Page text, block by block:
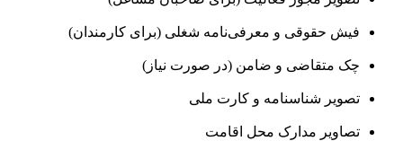
فیش حقوقی و معرفی‌نامه شغلی (برای کارمندان)
چک متقاضی و ضامن (در صورت نیاز)
تصویر شناسنامه و کارت ملی
تصاویر مدارک محل اقامت